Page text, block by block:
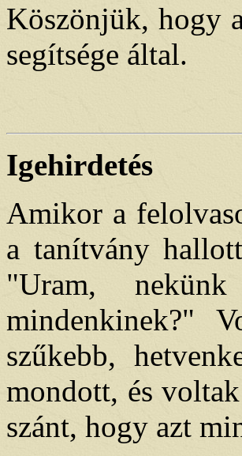
Köszönjük, hogy
segítsége által.
Igehirdetés
Amikor a
a tanítvány
"Uram,
mindenkinek?"
szűkebb,
mondott, és
szánt, hogy azt